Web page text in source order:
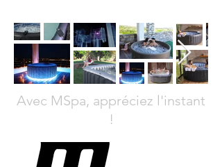
Avec MSpa, appréciez l'instant
!